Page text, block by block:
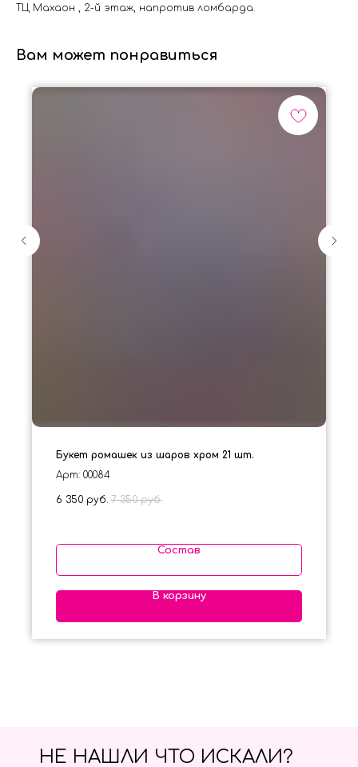
ТЦ Махаон , 2-й этаж, напротив ломбарда.
Вам может понравиться
Букет ромашек из шаров хром 21 шт.
Арт: 00084
6 350 руб. 7 350 руб.
Состав
В корзину
НЕ НАШЛИ ЧТО ИСКАЛИ?